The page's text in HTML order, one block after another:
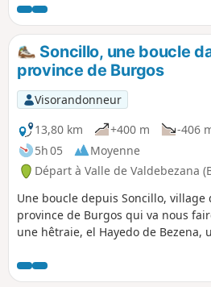
Cathédrale de Santa Maria, une
gothique transformé en musée.
intérieur, de nombreuses chapelles
petit musée à elle seule. Pas loin
trouve la pierre tombale du Cid et
manquer non plus le Monastère de
Las Huelgas, le Château de
Chartreuse de Miraflores, etc. J'ai
visiter Burgos, à l'issue de la
mon chemin de Compostelle.
Soncillo, une boucle
province de Burgos
Visorandonneur
13,80 km
+400 m
-406
5h 05
Moyenne
Départ à Valle de Valdebezana
Une boucle depuis Soncillo, village
province de Burgos qui va nous
une hêtraie, el Hayedo de Bezena,
de las Pisas, et revenir par le
de Saint-Jacques, el Camino